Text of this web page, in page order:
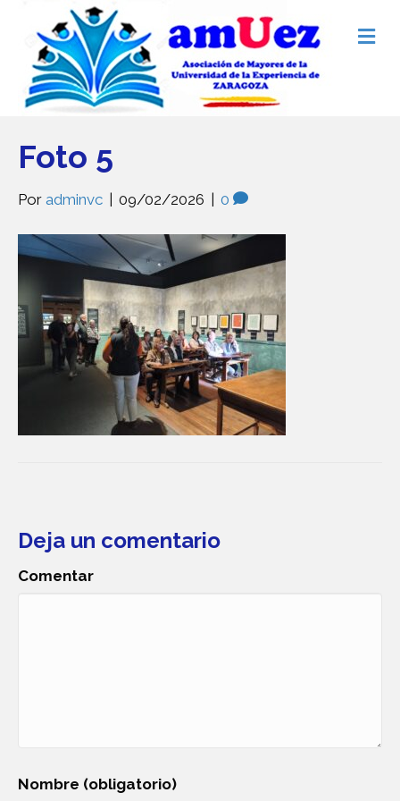
M
e
Foto 5
Por adminvc 09/02/2026 0
Deja un comentario
Comentar
Nombre (obligatorio)